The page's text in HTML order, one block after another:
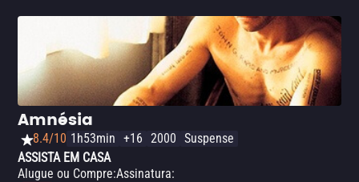
Amnésia
8.4/10 1h53min +16 2000 Suspense
ASSISTA EM CASA
Alugue ou Compre:Assinatura: